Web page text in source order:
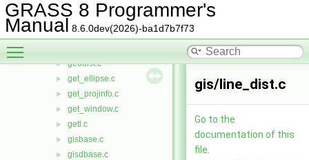
GRASS 8 Programmer's
Manual 8.6.0dev(2026)-ba1d7b7f73
► find_vect.c
► fmode.c
► G.h
► geodist.c
► get_ellipse.c
► get_projinfo.c
► get_window.c
► getl.c
► gisbase.c
► gisdbase.c
gis/line_dist.c
Go to the
documentation of this
file.